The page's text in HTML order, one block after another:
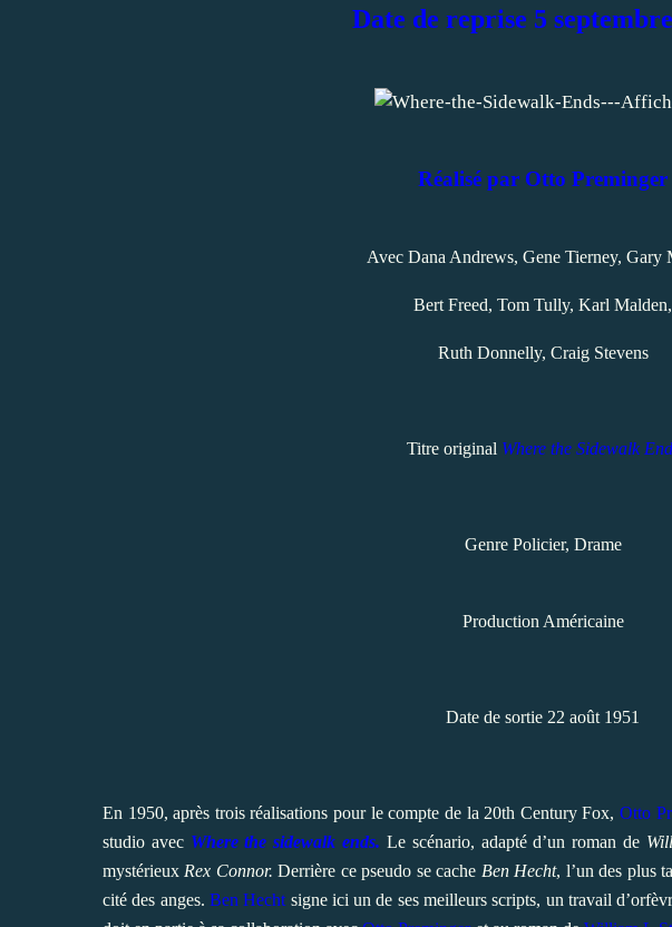
Date de reprise 5
Réalisé par Otto Preminger
Avec Dana Andrews, Gene Tierney, Gary
Bert Freed, Tom Tully, Karl Malden,
Ruth Donnelly, Craig Stevens
Titre original Where the Sidewalk
Genre Policier, Drame
Production Américaine
Date de sortie 22 août 1951
En 1950, après trois réalisations pour le compte de la 20th Century Fox,Otto
studio avec Where the sidewalk ends. Le scénario, adapté d’un roman de
mystérieux Rex Connor. Derrière ce pseudo se cache Ben Hecht, l’un des plus
cité des anges. Ben Hecht signe ici un de ses meilleurs scripts, un travail